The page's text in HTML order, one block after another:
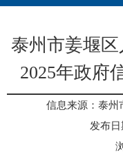
泰州市姜堰
2025年政府
信息来源：泰州
发布日